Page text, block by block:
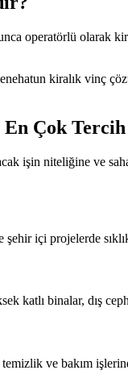
operatörlü olarak
kiralık vinç
Çok
işin niteliğine ve
içi projelerde
katlı binalar, dış
ve bakım